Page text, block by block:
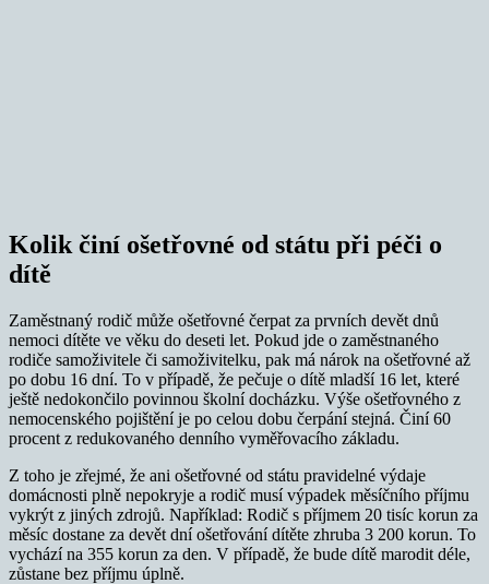
Kolik činí ošetřovné od státu při péči o
dítě
Zaměstnaný rodič může ošetřovné čerpat za prvních devět dnů
nemoci dítěte ve věku do deseti let. Pokud jde o zaměstnaného
rodiče samoživitele či samoživitelku, pak má nárok na ošetřovné až
po dobu 16 dní. To v případě, že pečuje o dítě mladší 16 let, které
ještě nedokončilo povinnou školní docházku. Výše ošetřovného z
nemocenského pojištění je po celou dobu čerpání stejná. Činí 60
procent z redukovaného denního vyměřovacího základu.
Z toho je zřejmé, že ani ošetřovné od státu pravidelné výdaje
domácnosti plně nepokryje a rodič musí výpadek měsíčního příjmu
vykrýt z jiných zdrojů. Například: Rodič s příjmem 20 tisíc korun za
měsíc dostane za devět dní ošetřování dítěte zhruba 3 200 korun. To
vychází na 355 korun za den. V případě, že bude dítě marodit déle,
zůstane bez příjmu úplně.